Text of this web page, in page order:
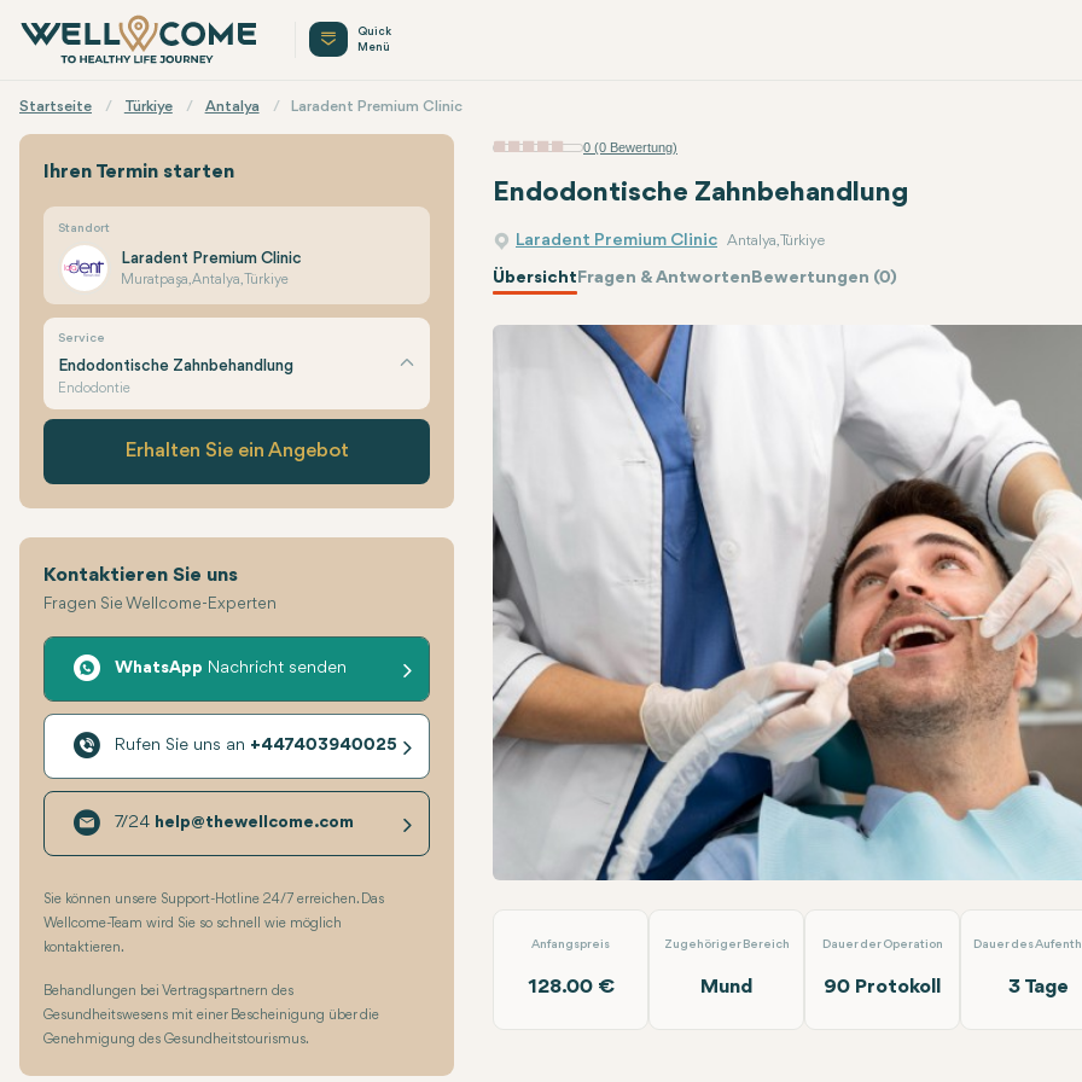
Quick
Menü
Startseite Türkiye Antalya Laradent Premium Clinic
0 (0 Bewertung)
Endodontische Zahnbehandlung
Laradent Premium Clinic Antalya, Türkiye
ÜbersichtFragen & AntwortenBewertungen (0)
Anfangspreis
128.00 €
Zugehöriger Bereich
Mund
Dauer der Operation
90 Protokoll
Dauer des
3 Tage
Ihren Termin starten
Standort
Laradent Premium Clinic
Muratpaşa, Antalya, Türkiye
Service
Endodontische Zahnbehandlung
Endodontie
Erhalten Sie ein Angebot
Kontaktieren Sie uns
Fragen Sie Wellcome-Experten
WhatsApp Nachricht senden
Rufen Sie uns an +447403940025
7/24 help@thewellcome.com
Sie können unsere Support-Hotline 24/7 erreichen. Das
Wellcome-Team wird Sie so schnell wie möglich
kontaktieren.
Behandlungen bei Vertragspartnern des
Gesundheitswesens mit einer Bescheinigung über die
Genehmigung des Gesundheitstourismus.